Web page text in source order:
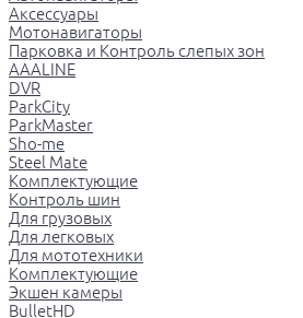
Аксессуары
Мотонавигаторы
Парковка и Контроль слепых зон
AAALINE
DVR
ParkCity
ParkMaster
Sho-me
Steel Mate
Комплектующие
Контроль шин
Для грузовых
Для легковых
Для мототехники
Комплектующие
Экшен камеры
BulletHD